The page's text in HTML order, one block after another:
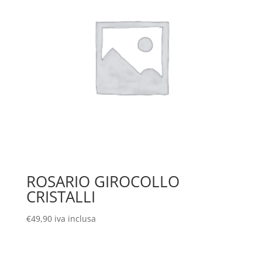
ROSARIO GIROCOLLO
CRISTALLI
€49,90 iva inclusa